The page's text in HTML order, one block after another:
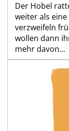
Der Hobel
weiter als
verzweifeln
wollen dann
mehr davon...